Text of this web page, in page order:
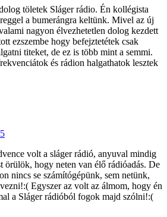
töletek Sláger rádio. Én kollégista
a bumerángra keltünk. Mivel az új
nagyon élvezhetetlen dolog kezdett
ezszembe hogy befejztetétek csak
titeket, de ez is több mint a semmi.
és rádion halgathatok lesztek
volt a sláger rádió, anyuval mindig
örülök, hogy neten van élő rádióadás. De
nincs se számítógépünk, sem netünk,
Egyszer az volt az álmom, hogy én
a Sláger rádióból fogok majd szólni!:(